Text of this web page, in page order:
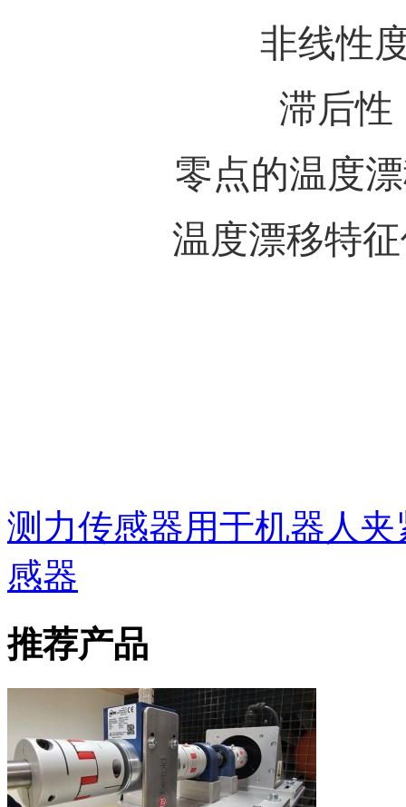
非线性
滞后性
零点的温度
温度漂移特
测力传感器用于机器人
感器
推荐产品